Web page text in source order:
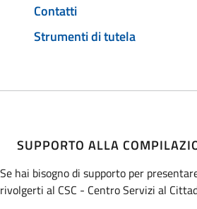
Contatti
Strumenti di tutela
SUPPORTO ALLA
Se hai bisogno di supporto per
rivolgerti al CSC - Centro Servizi al